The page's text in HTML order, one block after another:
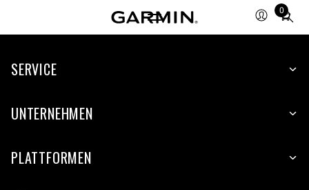
0
Total
items
cart:
SERVICE
UNTERNEHMEN
PLATTFORMEN